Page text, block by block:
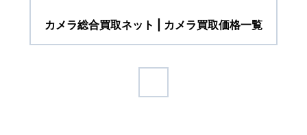
カメラ総合買取ネット | カメラ買取価格一覧